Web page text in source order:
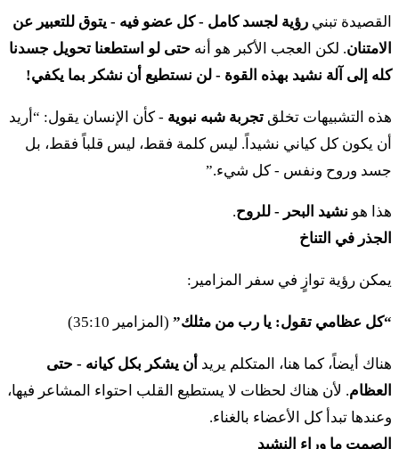
القصيدة تبني رؤية لجسد كامل - كل عضو فيه - يتوق للتعبير عن
الامتنان. لكن العجب الأكبر هو أنه حتى لو استطعنا تحويل جسدنا
كله إلى آلة نشيد بهذه القوة - لن نستطيع أن نشكر بما يكفي!
هذه التشبيهات تخلق تجربة شبه نبوية - كأن الإنسان يقول: “أريد
أن يكون كل كياني نشيداً. ليس كلمة فقط، ليس قلباً فقط، بل
جسد وروح ونفس - كل شيء.”
هذا هو نشيد البحر - للروح.
الجذر في التناخ
يمكن رؤية توازٍ في سفر المزامير:
“كل عظامي تقول: يا رب من مثلك” (المزامير 35:10)
هناك أيضاً، كما هنا، المتكلم يريد أن يشكر بكل كيانه - حتى
العظام. لأن هناك لحظات لا يستطيع القلب احتواء المشاعر فيها،
وعندها تبدأ كل الأعضاء بالغناء.
الصمت ما وراء النشيد